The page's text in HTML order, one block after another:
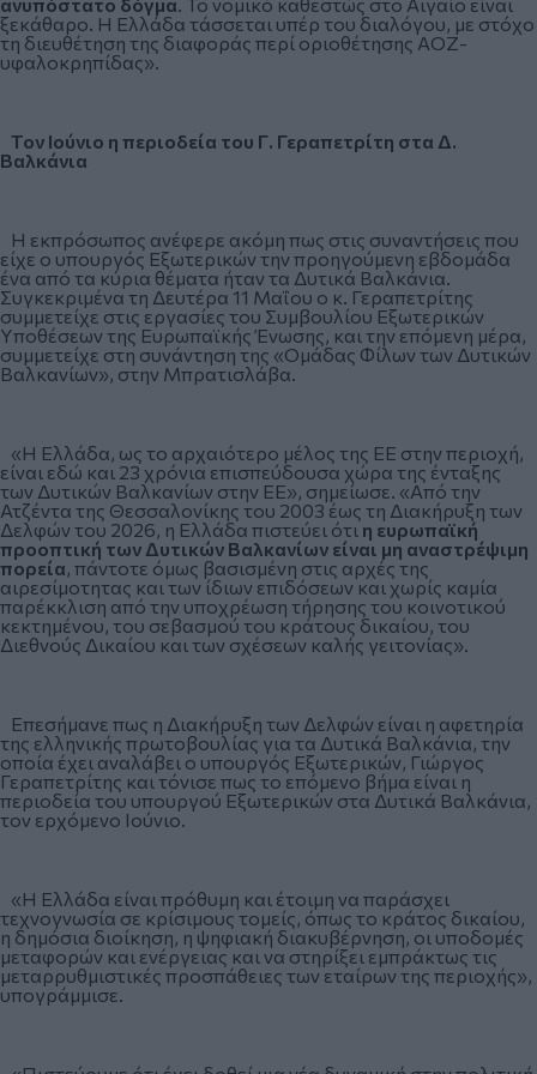
ανυπόστατο δόγμα. Το νομικό καθεστώς στο Αιγαίο είναι
ξεκάθαρο. Η Ελλάδα τάσσεται υπέρ του διαλόγου, με στόχο
τη διευθέτηση της διαφοράς περί οριοθέτησης ΑΟΖ-
υφαλοκρηπίδας».
Τον Ιούνιο η περιοδεία του Γ. Γεραπετρίτη στα Δ.
Βαλκάνια
Η εκπρόσωπος ανέφερε ακόμη πως στις συναντήσεις που
είχε ο υπουργός Εξωτερικών την προηγούμενη εβδομάδα
ένα από τα κύρια θέματα ήταν τα Δυτικά Βαλκάνια.
Συγκεκριμένα τη Δευτέρα 11 Μαΐου ο κ. Γεραπετρίτης
συμμετείχε στις εργασίες του Συμβουλίου Εξωτερικών
Υποθέσεων της Ευρωπαϊκής Ένωσης, και την επόμενη μέρα,
συμμετείχε στη συνάντηση της «Ομάδας Φίλων των Δυτικών
Βαλκανίων», στην Μπρατισλάβα.
«Η Ελλάδα, ως το αρχαιότερο μέλος της ΕΕ στην περιοχή,
είναι εδώ και 23 χρόνια επισπεύδουσα χώρα της ένταξης
των Δυτικών Βαλκανίων στην ΕΕ», σημείωσε. «Από την
Ατζέντα της Θεσσαλονίκης του 2003 έως τη Διακήρυξη των
Δελφών του 2026, η Ελλάδα πιστεύει ότι η ευρωπαϊκή
προοπτική των Δυτικών Βαλκανίων είναι μη αναστρέψιμη
πορεία, πάντοτε όμως βασισμένη στις αρχές της
αιρεσίμοτητας και των ίδιων επιδόσεων και χωρίς καμία
παρέκκλιση από την υποχρέωση τήρησης του κοινοτικού
κεκτημένου, του σεβασμού του κράτους δικαίου, του
Διεθνούς Δικαίου και των σχέσεων καλής γειτονίας».
Επεσήμανε πως η Διακήρυξη των Δελφών είναι η αφετηρία
της ελληνικής πρωτοβουλίας για τα Δυτικά Βαλκάνια, την
οποία έχει αναλάβει ο υπουργός Εξωτερικών, Γιώργος
Γεραπετρίτης και τόνισε πως το επόμενο βήμα είναι η
περιοδεία του υπουργού Εξωτερικών στα Δυτικά Βαλκάνια,
τον ερχόμενο Ιούνιο.
«Η Ελλάδα είναι πρόθυμη και έτοιμη να παράσχει
τεχνογνωσία σε κρίσιμους τομείς, όπως το κράτος δικαίου,
η δημόσια διοίκηση, η ψηφιακή διακυβέρνηση, οι υποδομές
μεταφορών και ενέργειας και να στηρίξει εμπράκτως τις
μεταρρυθμιστικές προσπάθειες των εταίρων της περιοχής»,
υπογράμμισε.